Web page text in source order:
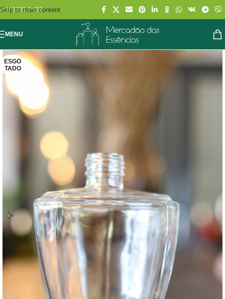
Skip to main content
(11) 3731-2452
MENU
ESGO
TADO